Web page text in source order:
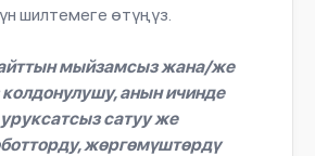
шилтемеге өтүңүз.
мыйзамсыз жана/же
анын ичинде
сатуу же
жөргөмүштөрдү